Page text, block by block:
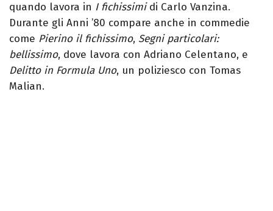
quando lavora in I fichissimidi Carlo Vanzina.
Durante gli Anni ’80 compare anche in commedie
come Pierino il fichissimo, Segni particolari:
bellissimo, dove lavora con Adriano Celentano, e
Delitto in Formula Uno, un poliziesco con Tomas
Malian.